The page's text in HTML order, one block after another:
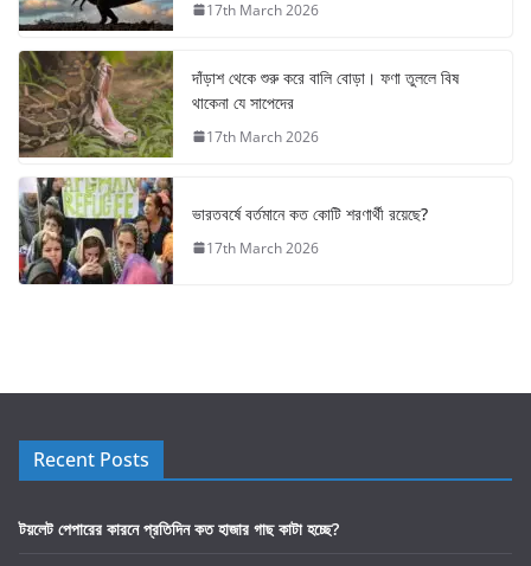
17th March 2026
দাঁড়াশ থেকে শুরু করে বালি বোড়া। ফণা তুললে বিষ
থাকেনা যে সাপেদের
17th March 2026
ভারতবর্ষে বর্তমানে কত কোটি শরণার্থী রয়েছে?
17th March 2026
Recent Posts
টয়লেট পেপারের কারনে প্রতিদিন কত হাজার গাছ কাটা হচ্ছে?